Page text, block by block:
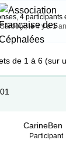
4 participants
, leil y a 1
de 1 à 6 (sur
CarineBen
Participant